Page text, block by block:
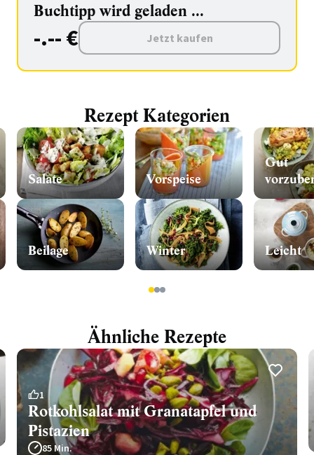
Buchtipp wird geladen ...
-.-- € Jetzt kaufen
Rezept Kategorien
Salate
Beilage
Vorspeise
Winter
Gut
Leicht
123
Ähnliche Rezepte
1
Rotkohlsalat mit Granatapfel und
Pistazien
85 Min.